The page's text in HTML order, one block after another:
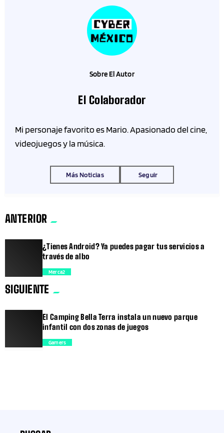
Sobre El Autor
El Colaborador
Mi personaje favorito es Mario. Apasionado del cine,
videojuegos y la música.
Más Noticias Seguir
ANTERIOR
trending_flat
¿Tienes Android? Ya puedes pagar tus servicios a
través de albo
Merca2
SIGUIENTE
El Camping Bella Terra instala un nuevo parque
infantil con dos zonas de juegos
Gamers